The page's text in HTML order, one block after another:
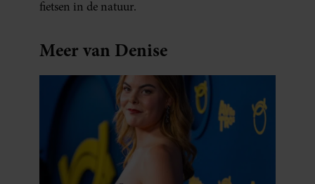
fietsen in de natuur.
Meer van Denise